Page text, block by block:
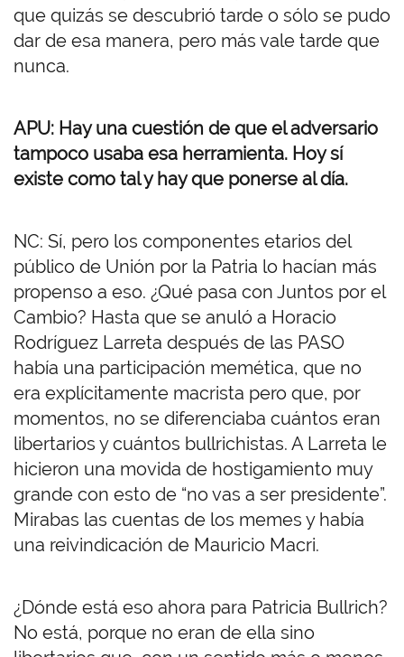
que quizás se descubrió tarde o sólo se pudo
dar de esa manera, pero más vale tarde que
nunca.
APU: Hay una cuestión de que el adversario
tampoco usaba esa herramienta. Hoy sí
existe como tal y hay que ponerse al día.
NC: Sí, pero los componentes etarios del
público de Unión por la Patria lo hacían más
propenso a eso. ¿Qué pasa con Juntos por el
Cambio? Hasta que se anuló a Horacio
Rodríguez Larreta después de las PASO
había una participación memética, que no
era explícitamente macrista pero que, por
momentos, no se diferenciaba cuántos eran
libertarios y cuántos bullrichistas. A Larreta le
hicieron una movida de hostigamiento muy
grande con esto de “no vas a ser presidente”.
Mirabas las cuentas de los memes y había
una reivindicación de Mauricio Macri.
¿Dónde está eso ahora para Patricia Bullrich?
No está, porque no eran de ella sino